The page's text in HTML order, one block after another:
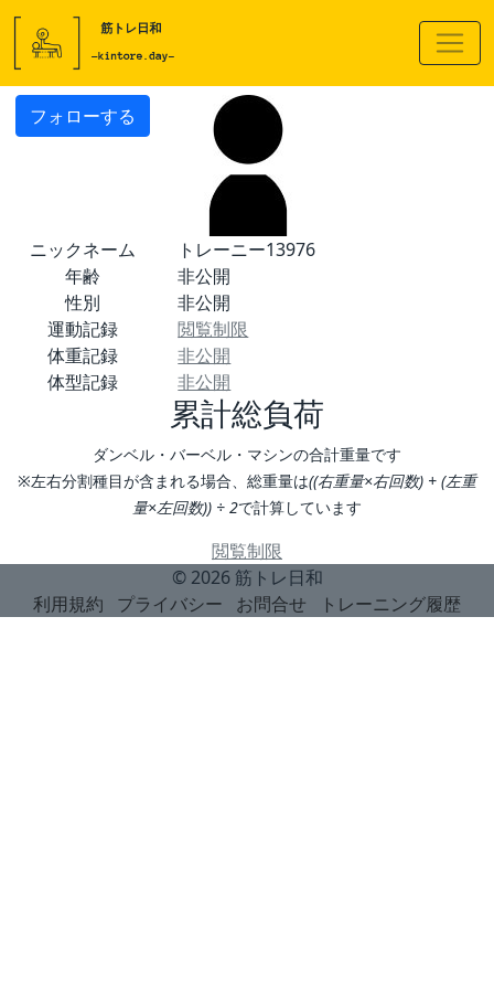
フォローする
ニックネーム
トレーニー13976
年齢
非公開
性別
非公開
運動記録
閲覧制限
体重記録
非公開
体型記録
非公開
累計総負荷
ダンベル・バーベル・マシンの合計重量です
※左右分割種目が含まれる場合、総重量は((右重量×右回数) + (左重
量×左回数)) ÷ 2で計算しています
閲覧制限
© 2026 筋トレ日和
利用規約
プライバシー お問合せ トレーニング履歴